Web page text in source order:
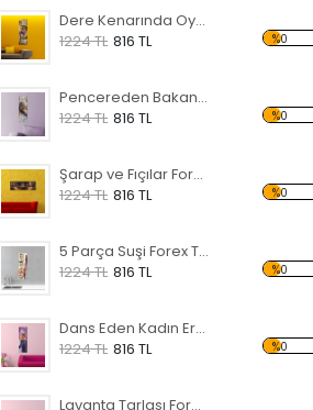
Dere Kenarında Oynayan Çocuklar Forex Tablo
1224 TL 816 TL %0
Pencereden Bakan Kadın Forex Tablo
1224 TL 816 TL %0
Şarap ve Fıçılar Forex Tablo
1224 TL 816 TL %0
5 Parça Suşi Forex Tablo
1224 TL 816 TL %0
Dans Eden Kadın Erkek Forex Tablo
1224 TL 816 TL %0
Lavanta Tarlası Forex Tablo